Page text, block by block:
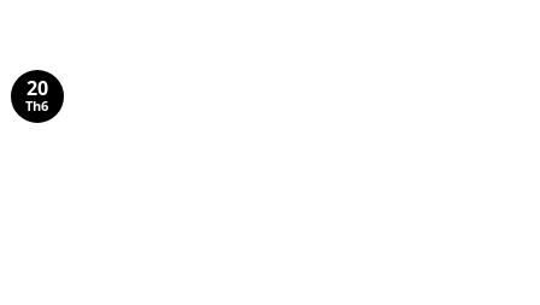
20
Th6